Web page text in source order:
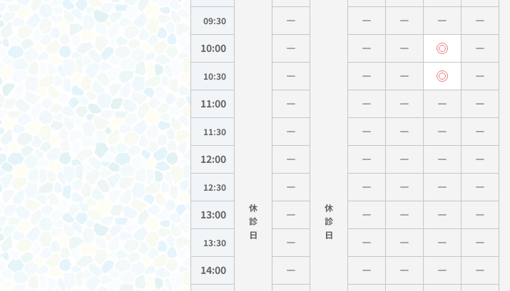
休
診
休
診
09:30
10:00
10:30
11:00
11:30
12:00
12:30
13:00
13:30
14:00